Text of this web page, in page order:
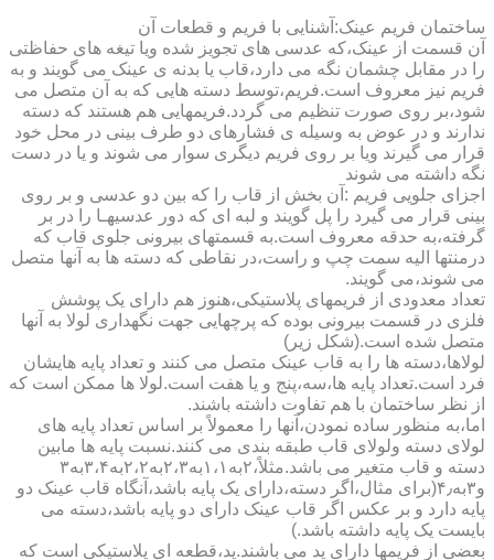
ساختمان فریم عینک:آشنایی با فریم و قطعات آن
آن قسمت از عینک،که عدسی های تجویز شده ویا تیغه های حفاظتی
را در مقابل چشمان نگه می دارد،قاب یا بدنه ی عینک می گویند و به
فریم نیز معروف است.فریم،توسط دسته هایی که به آن متصل می
شود،بر روی صورت تنظیم می گردد.فریمهایی هم هستند که دسته
ندارند و در عوض به وسیله ی فشارهای دو طرف بینی در محل خود
قرار می گیرند ویا بر روی فریم دیگری سوار می شوند و یا در دست
نگه داشته می شوند
اجزای جلویی فریم :آن بخش از قاب را که بین دو عدسی و بر روی
بینی قرار می گیرد را پل گویند و لبه ای که دور عدسیهـا را در بر
گرفته،به حدقه معروف است.به قسمتهای بیرونی جلوی قاب که
درمنتها الیه سمت چپ و راست،در نقاطی که دسته ها به آنها متصل
می شوند،می گویند.
تعداد معدودی از فریمهای پلاستیکی،هنوز هم دارای یک پوشش
فلزی در قسمت بیرونی بوده که پرچهایی جهت نگهداری لولا به آنها
متصل شده است.(شکل زیر)
لولاها،دسته ها را به قاب عینک متصل می کنند و تعداد پایه هایشان
فرد است.تعداد پایه ها،سه،پنج و یا هفت است.لولا ها ممکن است که
از نظر ساختمان با هم تفاوت داشته باشند.
اما،به منظور ساده نمودن،آنها را معمولاً بر اساس تعداد پایه های
لولای دسته ولولای قاب طبقه بندی می کنند.نسبت پایه ها مابین
دسته و قاب متغیر می باشد.مثلاً،۲به۱،۱به۲،۳به۲،۲به۳،۴به۳
و۳به۴٫(برای مثال،اگر دسته،دارای یک پایه باشد،آنگاه قاب عینک دو
پایه دارد و بر عکس اگر قاب عینک دارای دو پایه باشد،دسته می
بایست یک پایه داشته باشد.)
بعضی از فریمها دارای پد می باشند.پد،قطعه ای پلاستیکی است که